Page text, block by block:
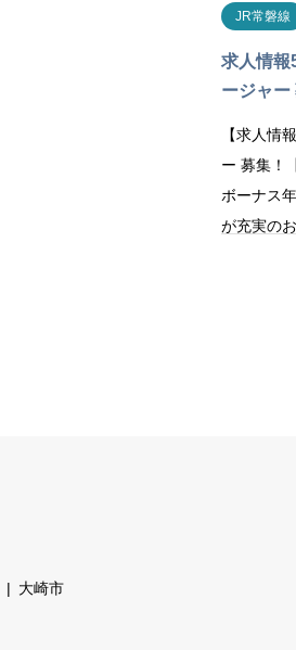
JR常磐線
求人情報
ージャー
【求人情
ー 募集！
ボーナス
が充実の
大崎市